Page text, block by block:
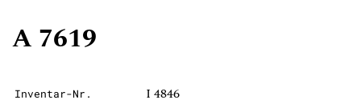
A 7619
Inventar-Nr. I 4846